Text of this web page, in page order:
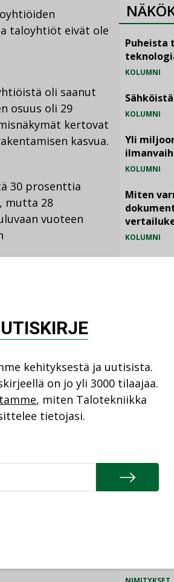
taloyhtiöt eivät ole
oli saanut
osuus oli 29
kertovat
kasvua.
30 prosenttia
mutta 28
vuoteen
korjaus eli
oli
Puheista
KOLUMNI
KOLUMNI
Yli
KOLUMNI
Miten
KOLUMNI
Vesi- ja
Refair
kehityksestä ja uutisista.
on jo yli 3000 tilaajaa.
, miten Talotekniikka
tietojasi.